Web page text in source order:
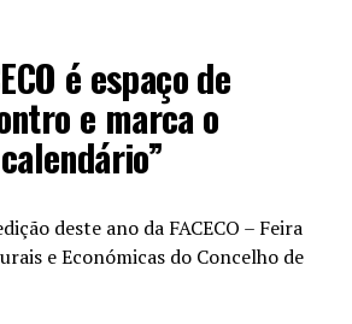
é espaço de
e marca o
calendário”
deste ano da FACECO – Feira
e Económicas do Concelho de